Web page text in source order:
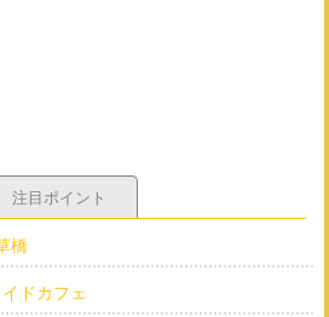
注目ポイント
橋
イドカフェ